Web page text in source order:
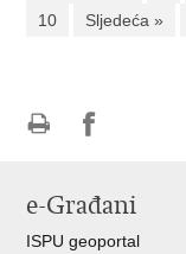
10
Sljedeća »
FacebookuTwitteru
e-Građani
ISPU geoportal